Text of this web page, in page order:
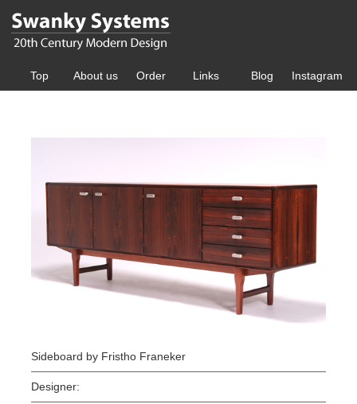
Top About us Order Links Blog Instagram
Sideboard by Fristho Franeker
Designer: